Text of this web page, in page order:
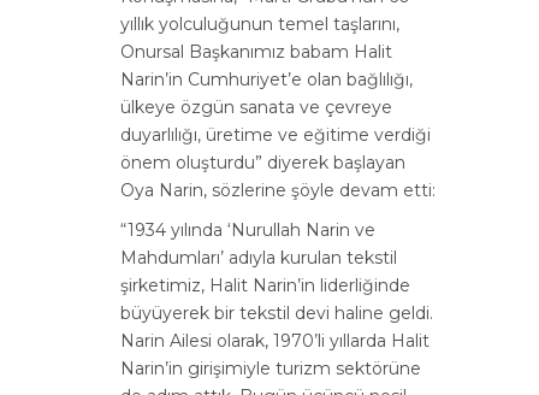
yıllık yolculuğunun temel taşlarını,
Onursal Başkanımız babam Halit
Narin’in Cumhuriyet’e olan bağlılığı,
ülkeye özgün sanata ve çevreye
duyarlılığı, üretime ve eğitime verdiği
önem oluşturdu” diyerek başlayan
Oya Narin, sözlerine şöyle devam etti:
“1934 yılında ‘Nurullah Narin ve
Mahdumları’ adıyla kurulan tekstil
şirketimiz, Halit Narin’in liderliğinde
büyüyerek bir tekstil devi haline geldi.
Narin Ailesi olarak, 1970’li yıllarda Halit
Narin’in girişimiyle turizm sektörüne